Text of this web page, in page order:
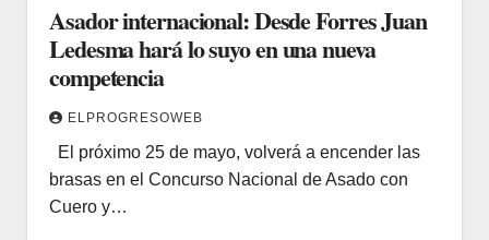
Asador internacional: Desde Forres Juan
Ledesma hará lo suyo en una nueva
competencia
ELPROGRESOWEB
El próximo 25 de mayo, volverá a encender las
brasas en el Concurso Nacional de Asado con
Cuero y…